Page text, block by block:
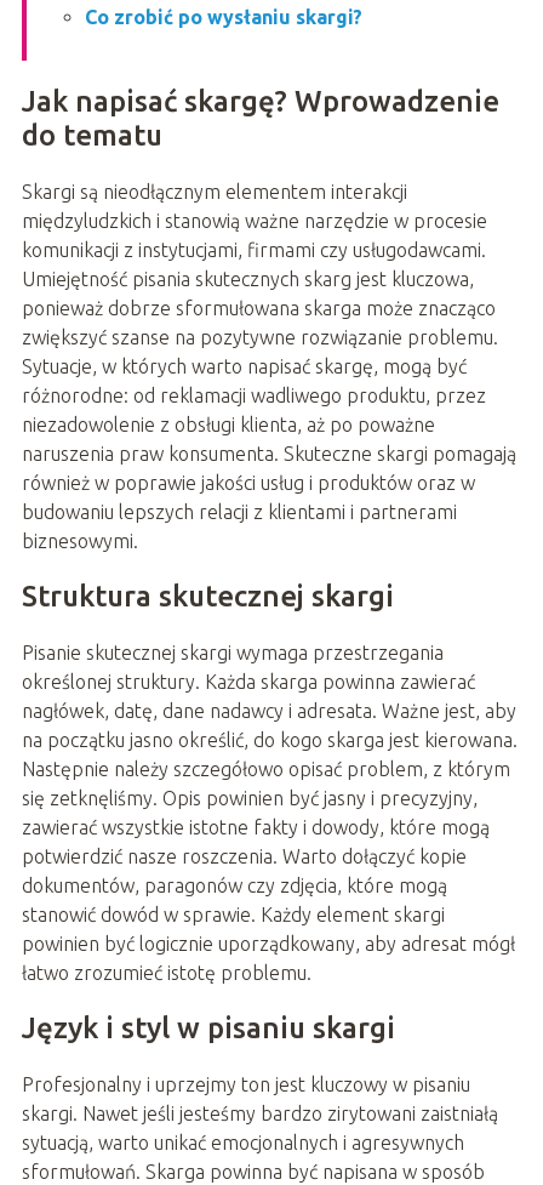
Co zrobić po wysłaniu skargi?
Jak napisać skargę? Wprowadzenie
do tematu
Skargi są nieodłącznym elementem interakcji
międzyludzkich i stanowią ważne narzędzie w procesie
komunikacji z instytucjami, firmami czy usługodawcami.
Umiejętność pisania skutecznych skarg jest kluczowa,
ponieważ dobrze sformułowana skarga może znacząco
zwiększyć szanse na pozytywne rozwiązanie problemu.
Sytuacje, w których warto napisać skargę, mogą być
różnorodne: od reklamacji wadliwego produktu, przez
niezadowolenie z obsługi klienta, aż po poważne
naruszenia praw konsumenta. Skuteczne skargi pomagają
również w poprawie jakości usług i produktów oraz w
budowaniu lepszych relacji z klientami i partnerami
biznesowymi.
Struktura skutecznej skargi
Pisanie skutecznej skargi wymaga przestrzegania
określonej struktury. Każda skarga powinna zawierać
nagłówek, datę, dane nadawcy i adresata. Ważne jest, aby
na początku jasno określić, do kogo skarga jest kierowana.
Następnie należy szczegółowo opisać problem, z którym
się zetknęliśmy. Opis powinien być jasny i precyzyjny,
zawierać wszystkie istotne fakty i dowody, które mogą
potwierdzić nasze roszczenia. Warto dołączyć kopie
dokumentów, paragonów czy zdjęcia, które mogą
stanowić dowód w sprawie. Każdy element skargi
powinien być logicznie uporządkowany, aby adresat mógł
łatwo zrozumieć istotę problemu.
Język i styl w pisaniu skargi
Profesjonalny i uprzejmy ton jest kluczowy w pisaniu
skargi. Nawet jeśli jesteśmy bardzo zirytowani zaistniałą
sytuacją, warto unikać emocjonalnych i agresywnych
sformułowań. Skarga powinna być napisana w sposób